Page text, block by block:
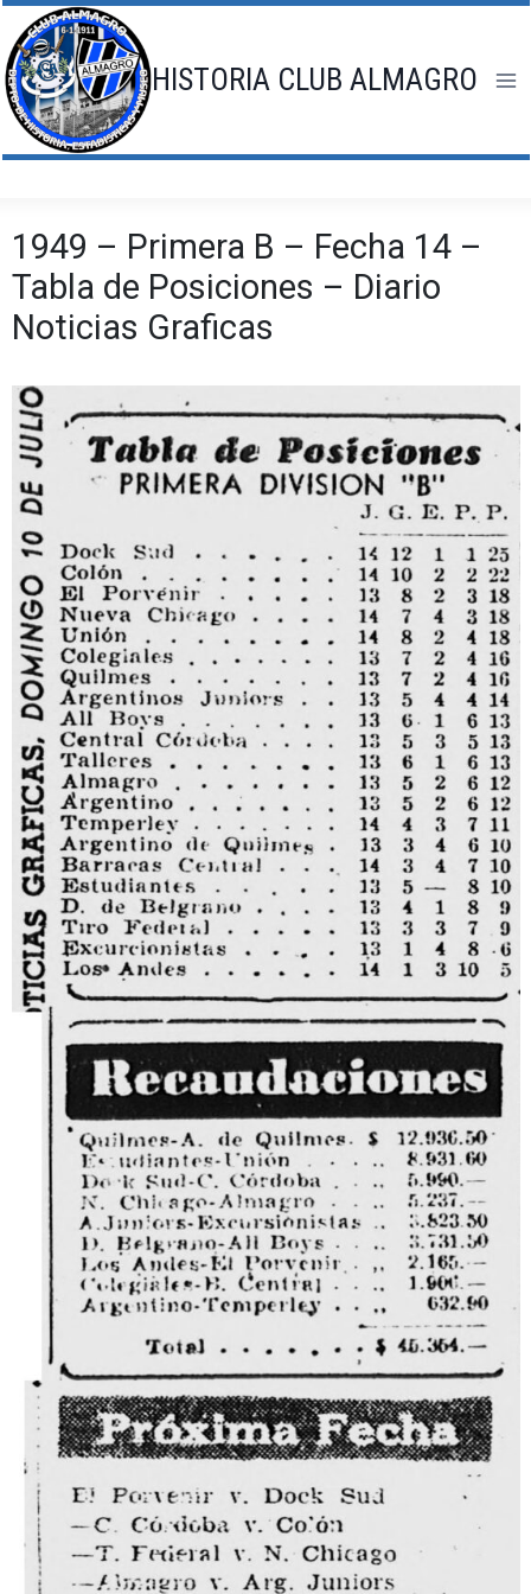
Saltar
al
contenido
HISTORIA CLUB ALMAGRO
1949 – Primera B – Fecha 14 –
Tabla de Posiciones – Diario
Noticias Graficas